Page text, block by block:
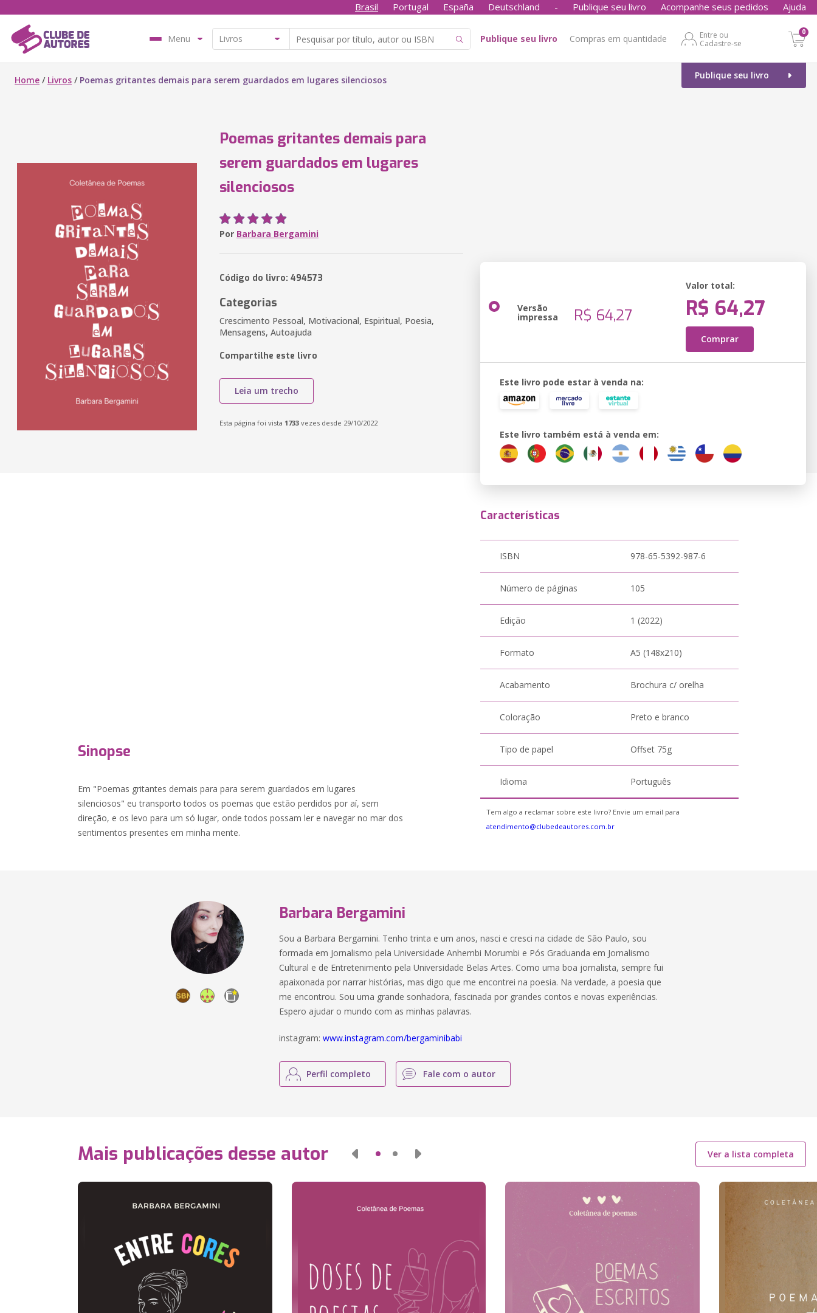
Brasil Portugal España Deutschland - Publique seu livro Acompanhe seus pedidos Ajuda
Menu Publique seu livro Compras em quantidade
Entre ou
Cadastre-se
0
Publique seu livro
Home / Livros / Poemas gritantes demais para serem guardados em lugares silenciosos
Poemas gritantes demais para
serem guardados em lugares
silenciosos
Por Barbara Bergamini
Código do livro: 494573
Categorias
Crescimento Pessoal, Motivacional, Espiritual, Poesia,
Mensagens, Autoajuda
Compartilhe este livro
Leia um trecho
Esta página foi vista 1733 vezes desde 29/10/2022
Versão
impressa R$ 64,27
Valor total:
R$ 64,27
Comprar
Este livro pode estar à venda na:
Este livro também está à venda em:
Sinopse
Em "Poemas gritantes demais para para serem guardados em lugares
silenciosos" eu transporto todos os poemas que estão perdidos por aí, sem
direção, e os levo para um só lugar, onde todos possam ler e navegar no mar dos
sentimentos presentes em minha mente.
Características
ISBN 978-65-5392-987-6
Número de páginas 105
Edição 1 (2022)
Formato A5 (148x210)
Acabamento Brochura c/ orelha
Coloração Preto e branco
Tipo de papel Offset 75g
Idioma Português
Tem algo a reclamar sobre este livro? Envie um email para
atendimento@clubedeautores.com.br
Barbara Bergamini
Sou a Barbara Bergamini. Tenho trinta e um anos, nasci e cresci na cidade de São Paulo, sou
formada em Jornalismo pela Universidade Anhembi Morumbi e Pós Graduanda em Jornalismo
Cultural e de Entretenimento pela Universidade Belas Artes. Como uma boa jornalista, sempre fui
apaixonada por narrar histórias, mas digo que me encontrei na poesia. Na verdade, a poesia que
me encontrou. Sou uma grande sonhadora, fascinada por grandes contos e novas experiências.
Espero ajudar o mundo com as minhas palavras.
instagram:www.instagram.com/bergaminibabi
Perfil completo Fale com o autor
Mais publicações desse autor Ver a lista completa